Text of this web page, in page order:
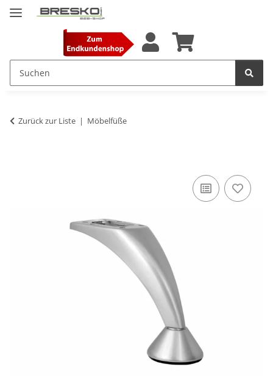
Zurück zur Liste Möbelfüße